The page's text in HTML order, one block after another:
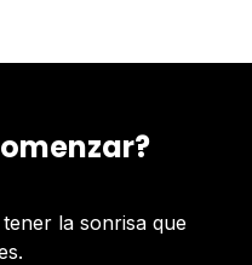
la sonrisa que